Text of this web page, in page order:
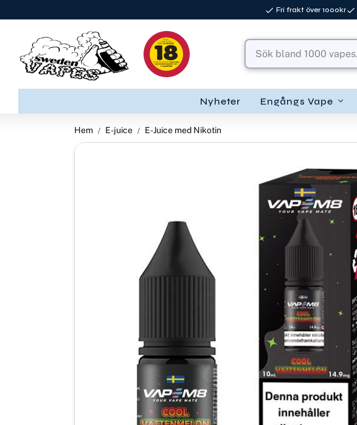
Fri frakt över 1000kr
Nyheter Engångs Vape
Hem E-juice E-Juice med Nikotin